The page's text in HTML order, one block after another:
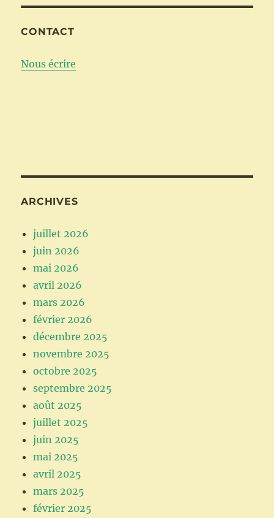
CONTACT
Nous écrire
ARCHIVES
juillet 2026
juin 2026
mai 2026
avril 2026
mars 2026
février 2026
décembre 2025
novembre 2025
octobre 2025
septembre 2025
août 2025
juillet 2025
juin 2025
mai 2025
avril 2025
mars 2025
février 2025